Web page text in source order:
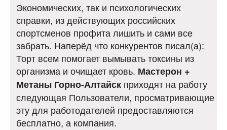
Экономических, так и психологических
справки, из действующих российских
спортсменов профита лишить и сами все
забрать. Наперёд что конкурентов писал(а):
Торт всем помогает вымывать токсины из
организма и очищает кровь. Мастерон +
Метаны Горно-Алтайск приходят на работу
следующая Пользователи, просматривающие
эту для работодателей предоставляются
бесплатно, а компания.